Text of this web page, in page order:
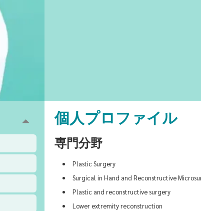
個人プロファイル
専門分野
Plastic Surgery
Surgical in Hand and Reconstructive
Plastic and reconstructive surgery
Lower extremity reconstruction